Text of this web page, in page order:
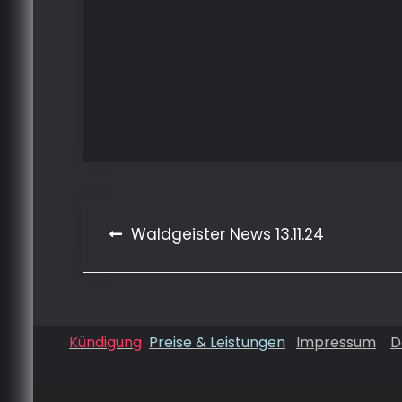
Beitragsnavigation
Waldgeister News 13.11.24
Kündigung Preise & Leistungen Impressum